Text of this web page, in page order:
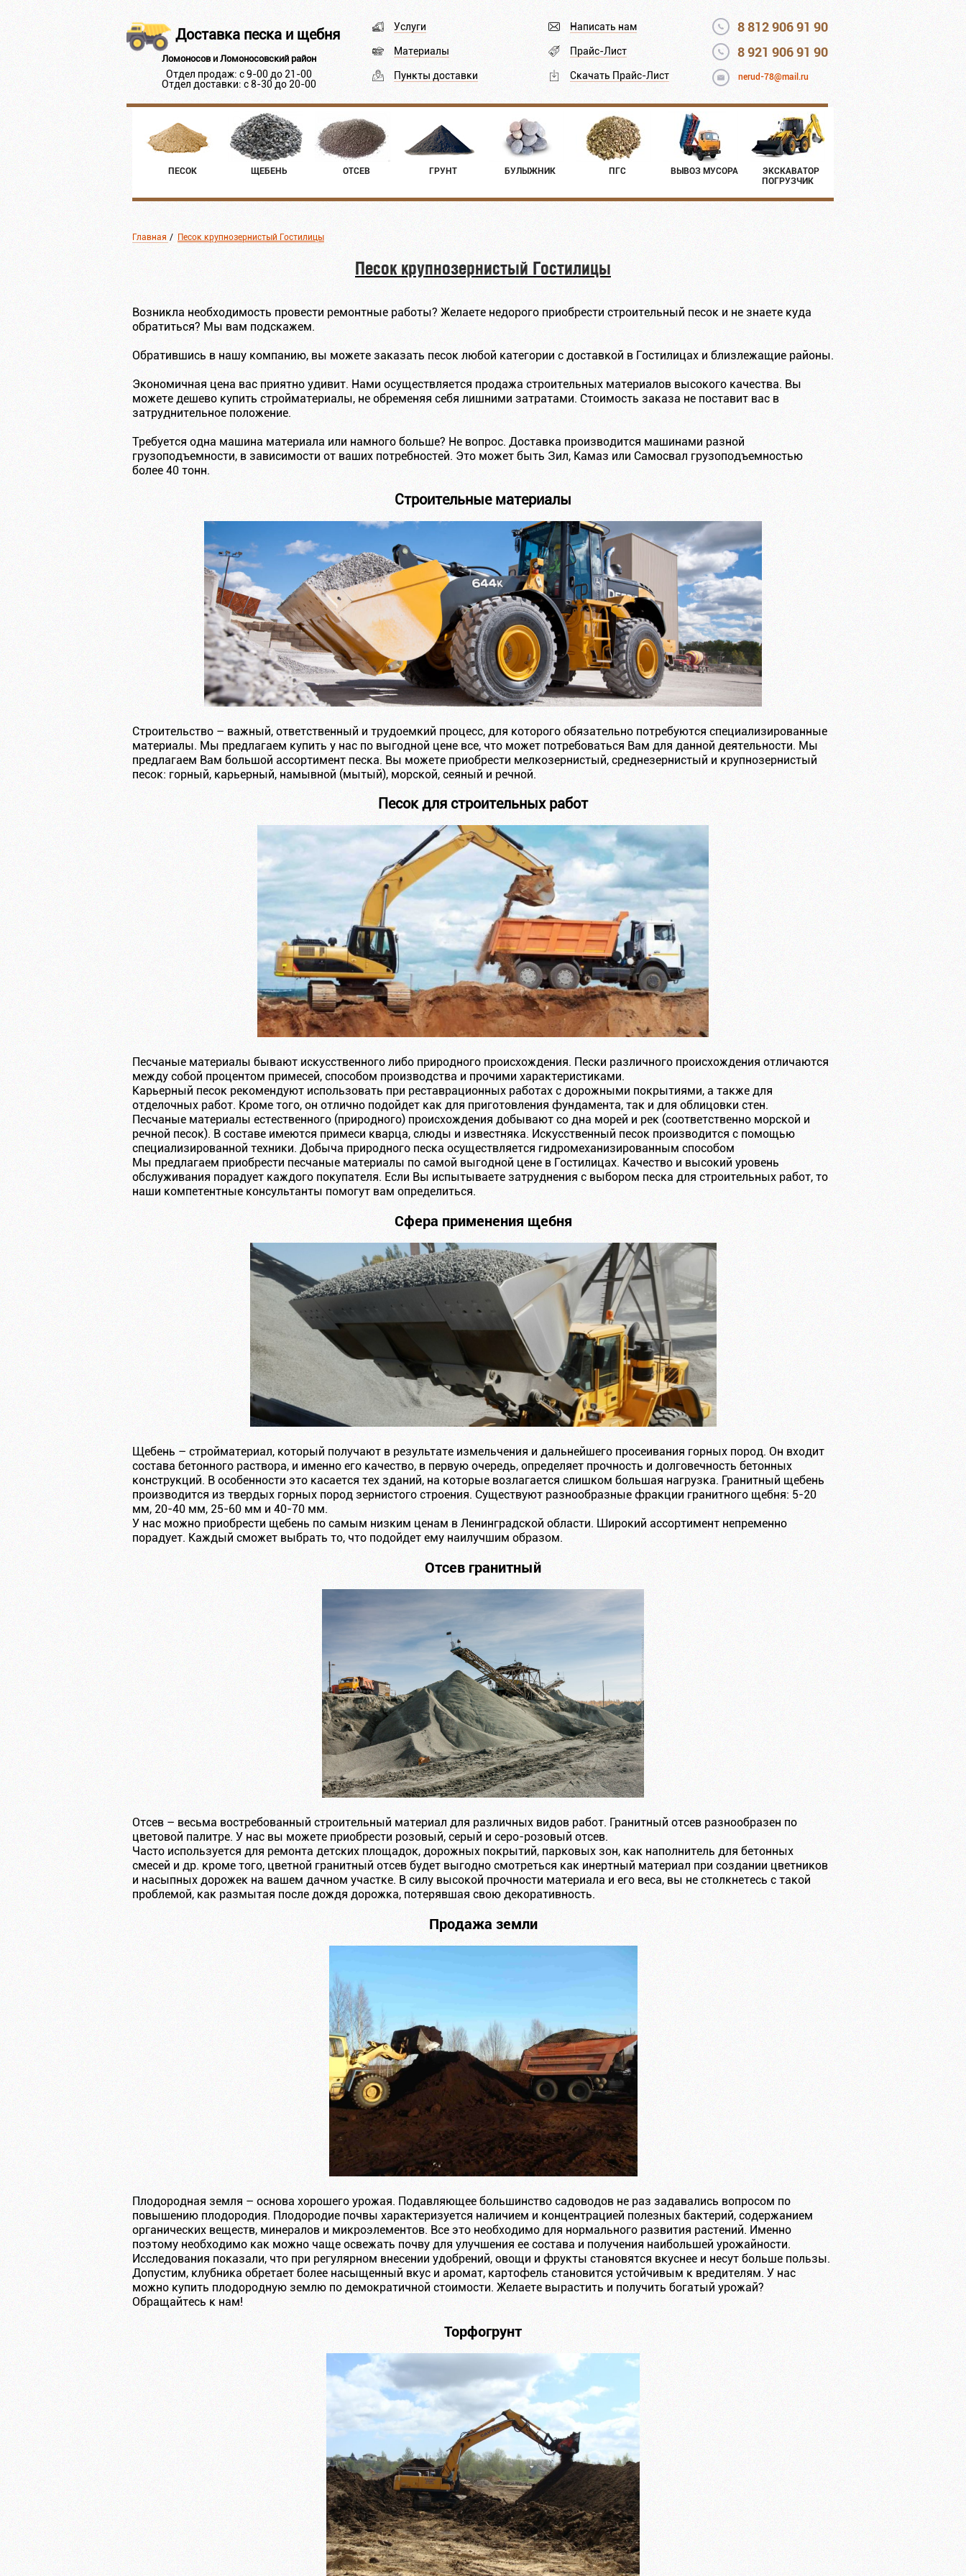
Доставка песка и щебня
Ломоносов и Ломоносовский район
Отдел продаж: с 9-00 до 21-00
Отдел доставки: с 8-30 до 20-00
Услуги
Материалы
Пункты доставки
Написать нам
Прайс-Лист
Скачать Прайс-Лист
8 812 906 91 90
8 921 906 91 90
nerud-78@mail.ru
ПЕСОК ЩЕБЕНЬ ОТСЕВ ГРУНТ БУЛЫЖНИК ПГС ВЫВОЗ МУСОРА
ЭКСКАВАТОР
ПОГРУЗЧИК
Главная / Песок крупнозернистый Гостилицы
Песок крупнозернистый Гостилицы
Возникла необходимость провести ремонтные работы? Желаете недорого приобрести строительный песок и не знаете куда
обратиться? Мы вам подскажем.
Обратившись в нашу компанию, вы можете заказать песок любой категории с доставкой в Гостилицах и близлежащие районы.
Экономичная цена вас приятно удивит. Нами осуществляется продажа строительных материалов высокого качества. Вы
можете дешево купить стройматериалы, не обременяя себя лишними затратами. Стоимость заказа не поставит вас в
затруднительное положение.
Требуется одна машина материала или намного больше? Не вопрос. Доставка производится машинами разной
грузоподъемности, в зависимости от ваших потребностей. Это может быть Зил, Камаз или Самосвал грузоподъемностью
более 40 тонн.
Строительные материалы
Строительство – важный, ответственный и трудоемкий процесс, для которого обязательно потребуются специализированные
материалы. Мы предлагаем купить у нас по выгодной цене все, что может потребоваться Вам для данной деятельности. Мы
предлагаем Вам большой ассортимент песка. Вы можете приобрести мелкозернистый, среднезернистый и крупнозернистый
песок: горный, карьерный, намывной (мытый), морской, сеяный и речной.
Песок для строительных работ
Песчаные материалы бывают искусственного либо природного происхождения. Пески различного происхождения отличаются
между собой процентом примесей, способом производства и прочими характеристиками.
Карьерный песок рекомендуют использовать при реставрационных работах с дорожными покрытиями, а также для
отделочных работ. Кроме того, он отлично подойдет как для приготовления фундамента, так и для облицовки стен.
Песчаные материалы естественного (природного) происхождения добывают со дна морей и рек (соответственно морской и
речной песок). В составе имеются примеси кварца, слюды и известняка. Искусственный песок производится с помощью
специализированной техники. Добыча природного песка осуществляется гидромеханизированным способом
Мы предлагаем приобрести песчаные материалы по самой выгодной цене в Гостилицах. Качество и высокий уровень
обслуживания порадует каждого покупателя. Если Вы испытываете затруднения с выбором песка для строительных работ, то
наши компетентные консультанты помогут вам определиться.
Сфера применения щебня
Щебень – стройматериал, который получают в результате измельчения и дальнейшего просеивания горных пород. Он входит
состава бетонного раствора, и именно его качество, в первую очередь, определяет прочность и долговечность бетонных
конструкций. В особенности это касается тех зданий, на которые возлагается слишком большая нагрузка. Гранитный щебень
производится из твердых горных пород зернистого строения. Существуют разнообразные фракции гранитного щебня: 5-20
мм, 20-40 мм, 25-60 мм и 40-70 мм.
У нас можно приобрести щебень по самым низким ценам в Ленинградской области. Широкий ассортимент непременно
порадует. Каждый сможет выбрать то, что подойдет ему наилучшим образом.
Отсев гранитный
Отсев – весьма востребованный строительный материал для различных видов работ. Гранитный отсев разнообразен по
цветовой палитре. У нас вы можете приобрести розовый, серый и серо-розовый отсев.
Часто используется для ремонта детских площадок, дорожных покрытий, парковых зон, как наполнитель для бетонных
смесей и др. кроме того, цветной гранитный отсев будет выгодно смотреться как инертный материал при создании цветников
и насыпных дорожек на вашем дачном участке. В силу высокой прочности материала и его веса, вы не столкнетесь с такой
проблемой, как размытая после дождя дорожка, потерявшая свою декоративность.
Продажа земли
Плодородная земля – основа хорошего урожая. Подавляющее большинство садоводов не раз задавались вопросом по
повышению плодородия. Плодородие почвы характеризуется наличием и концентрацией полезных бактерий, содержанием
органических веществ, минералов и микроэлементов. Все это необходимо для нормального развития растений. Именно
поэтому необходимо как можно чаще освежать почву для улучшения ее состава и получения наибольшей урожайности.
Исследования показали, что при регулярном внесении удобрений, овощи и фрукты становятся вкуснее и несут больше пользы.
Допустим, клубника обретает более насыщенный вкус и аромат, картофель становится устойчивым к вредителям. У нас
можно купить плодородную землю по демократичной стоимости. Желаете вырастить и получить богатый урожай?
Обращайтесь к нам!
Торфогрунт